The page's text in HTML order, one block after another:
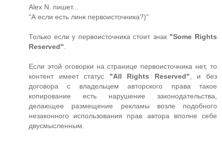
Alex N. пишет...
"А если есть линк первоисточника?)"
Только если у первоисточника стоит знак "Some Rights
Reserved"
Если этой оговорки на странице первоисточника нет, то
контент имеет статус "All Rights Reserved" , и без
договора с владельцем авторского права такое
копирование есть нарушение законодательства,
делающее размещение рекламы возле подобного
незаконного использования прав автора вполне себе
двусмысленным.